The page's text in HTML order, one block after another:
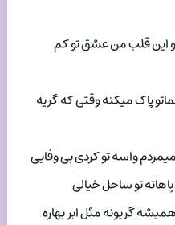
این قلب من عشق تو کم
پاک میکنه وقتی که گریه
واسه تو کردی بی وفایی
تو ساحل خیالی
گریونه مثل ابر بهاره